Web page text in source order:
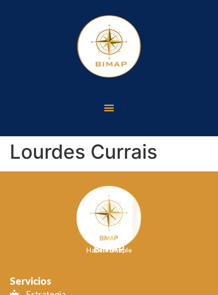
Lourdes Currais
BIMAP
Hacelo Simple
Servicios